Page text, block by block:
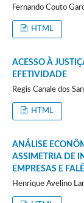
Fernando Couto
HTML
ACESSO À
EFETIVIDADE
Regis Canale dos
HTML
ANÁLISE
ASSIMETRIA DE
EMPRESAS E
Henrique Avelino